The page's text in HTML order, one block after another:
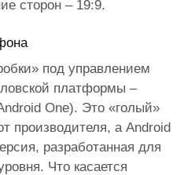
сторон – 19:9.
под управлением
платформы –
One). Это «голый»
производителя, а Android
разработанная для
Что касается